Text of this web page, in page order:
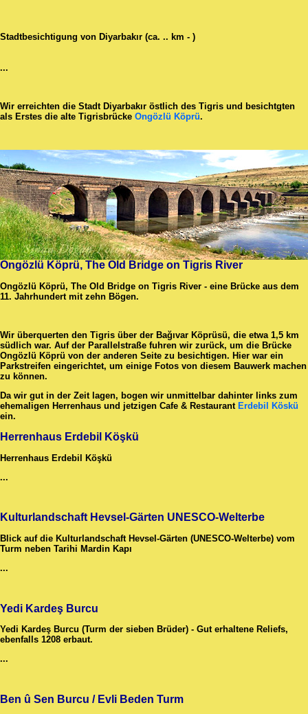
Stadtbesichtigung von Diyarbakır (ca. .. km - )
...
Wir erreichten die Stadt Diyarbakır östlich des Tigris und besichtgten
als Erstes die alte Tigrisbrücke Ongözlü Köprü.
Ongözlü Köprü, The Old Bridge on Tigris River
Ongözlü Köprü, The Old Bridge on Tigris River - eine Brücke aus dem
11. Jahrhundert mit zehn Bögen.
Wir überquerten den Tigris über der Bağıvar Köprüsü, die etwa 1,5 km
südlich war. Auf der Parallelstraße fuhren wir zurück, um die Brücke
Ongözlü Köprü von der anderen Seite zu besichtigen. Hier war ein
Parkstreifen eingerichtet, um einige Fotos von diesem Bauwerk machen
zu können.
Da wir gut in der Zeit lagen, bogen wir unmittelbar dahinter links zum
ehemaligen Herrenhaus und jetzigen Cafe & Restaurant Erdebil Köskü
ein.
Herrenhaus Erdebil Köşkü
Herrenhaus Erdebil Köşkü
...
Kulturlandschaft Hevsel-Gärten UNESCO-Welterbe
Blick auf die Kulturlandschaft Hevsel-Gärten (UNESCO-Welterbe) vom
Turm neben Tarihi Mardin Kapı
...
Yedi Kardeş Burcu
Yedi Kardeş Burcu (Turm der sieben Brüder) - Gut erhaltene Reliefs,
ebenfalls 1208 erbaut.
...
Ben û Sen Burcu / Evli Beden Turm